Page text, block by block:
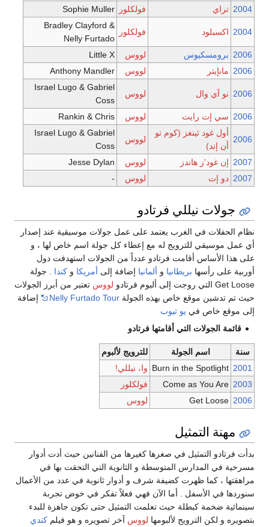
2004 تراي فولكلور Sophie Muller
2004 اكسبلود فولكلور
Bradley Clayford &
Nelly Furtado
2006 برومسكيوس لووس
Little X
2006 مانإيتر لووس Anthony Mandler
2006 نو آي وال لووس
Israel Lugo & Gabriel
Coss
2006 سي إت رايت لووس Rankin & Chris
2006
أول غود ثينغز (كوم تو
أن إند)
لووس
Israel Lugo & Gabriel
Coss
2007 إن غود'ز هاندز لووس
Jesse Dylan
2007 دو إت لووس -
جولات نيللي فرتادو
نظام الحفلات في الغرب يعتمد على عمل جولات موسيقية عند إصدار
أي عمل موسيقي للترويج له مع إعطاء كل جولة اسم خاص لها ، و
على هذا الأساس أقامت فرتادو عدداً من الجولات استهدفت دول
أوربية على رأسها بريطانيا و ألمانيا إضافة إلى أمريكا و كندا . جولة
Get Loose التي روجت إلى ألبوم فرتادو
لووس تعتبر من أبرز الجولات
حيث تم تدشين موقع خاص بهذه الجولة Nelly Furtado Tour
إضافة
إلى موقع خاص في يو تيوب
قائمة الجولات التي أقامتها فرتادو
سنة اسم الجولة
للترويج لألبوم
2001
Burn in the Spotlight وا، نيللي!
2003
Come as You Are
فولكلور
2006
Get Loose لووس
مهنة التمثيل
بدأت فرتادو التمثيل في صغرها كغيرها من الفنانين حيث أدت أدوار
مسرحية في المدارس المتوسطة و الثانوية التي التحقت بها في
مراهقتها ، كما ظهرت كضيفة شرف و أدوار ثانوية في عدد من الأعمال
سنوردها في الأسفل . أما الآن فهي فعلاً تفكر في خوض تجربة
سينمائية ضخمة كبطلة حيث تعلمت التمثيل حتى تكون جاهزة للبدء
بتصويره و لكن الترويج لألبومها لووس آخر تصويره و هو فيلم كندي